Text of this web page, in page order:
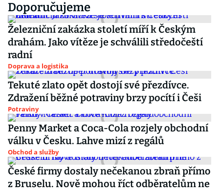
Doporučujeme
Železniční zakázka století míří k Českým
drahám. Jako vítěze je schválili středočeští
radní
Doprava a logistika
Tekuté zlato opět dostojí své přezdívce.
Zdražení běžné potraviny brzy pocítí i Češi
Potraviny
Penny Market a Coca-Cola rozjely obchodní
válku v Česku. Lahve mizí z regálů
Obchod a služby
České firmy dostaly nečekanou zbraň přímo
z Bruselu. Nově mohou říct odběratelům ne